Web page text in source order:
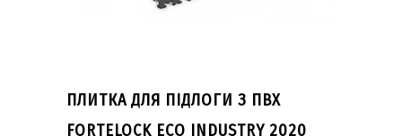
ПЛИТКА ДЛЯ ПІДЛОГИ З ПВХ
FORTELOCK ECO INDUSTRY 2020